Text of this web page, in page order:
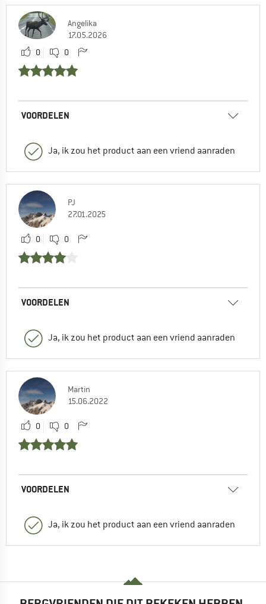
Angelika
17.05.2026
0
0
VOORDELEN
Ja, ik zou het product aan een vriend aanraden
PJ
27.01.2025
0 0
VOORDELEN
Ja, ik zou het product aan een vriend aanraden
Martin
15.06.2022
0 0
VOORDELEN
Ja, ik zou het product aan een vriend aanraden